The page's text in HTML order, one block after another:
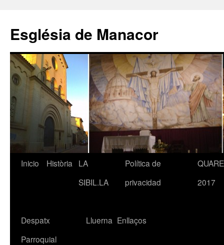
contenido
Església de Manacor
Inicio Història
LA
SIBIL.LA
Política de
privacidad
2017
Despatx
Parroquial
Lluerna Enllaços